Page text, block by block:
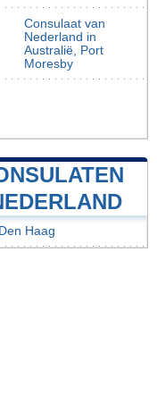
Consulaat van
Nederland in
Australië, Port
Moresby
Haag